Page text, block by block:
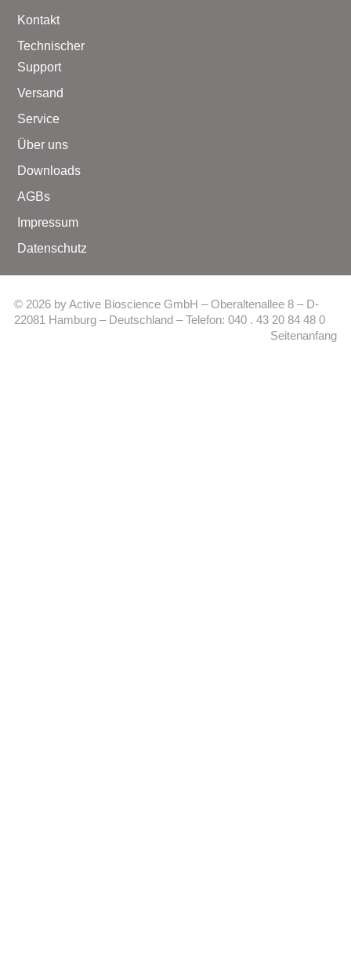
Kontakt
Technischer
Support
Versand
Service
Über uns
Downloads
AGBs
Impressum
Datenschutz
© 2026 by Active Bioscience GmbH – Oberaltenallee 8 – D-
22081 Hamburg – Deutschland – Telefon: 040 . 43 20 84 48 0
Seitenanfang